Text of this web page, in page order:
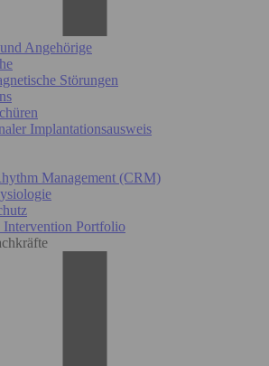
Angehörige
Störungen
Implantationsausweis
Management (CRM)
Intervention Portfolio